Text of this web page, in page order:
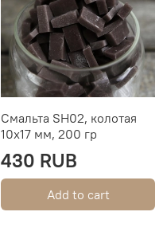
Смальта SH02, колотая
10х17 мм, 200 гр
430 RUB
Add to cart